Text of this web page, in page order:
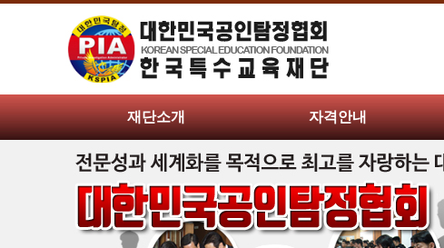
재단소개 자격안내